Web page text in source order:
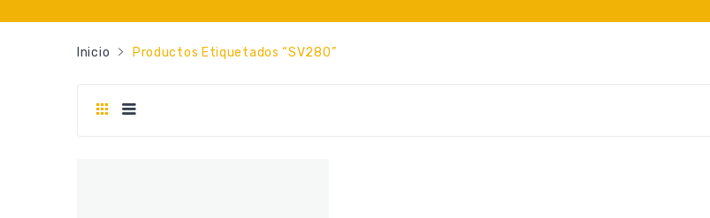
Inicio Productos Etiquetados “SV280”